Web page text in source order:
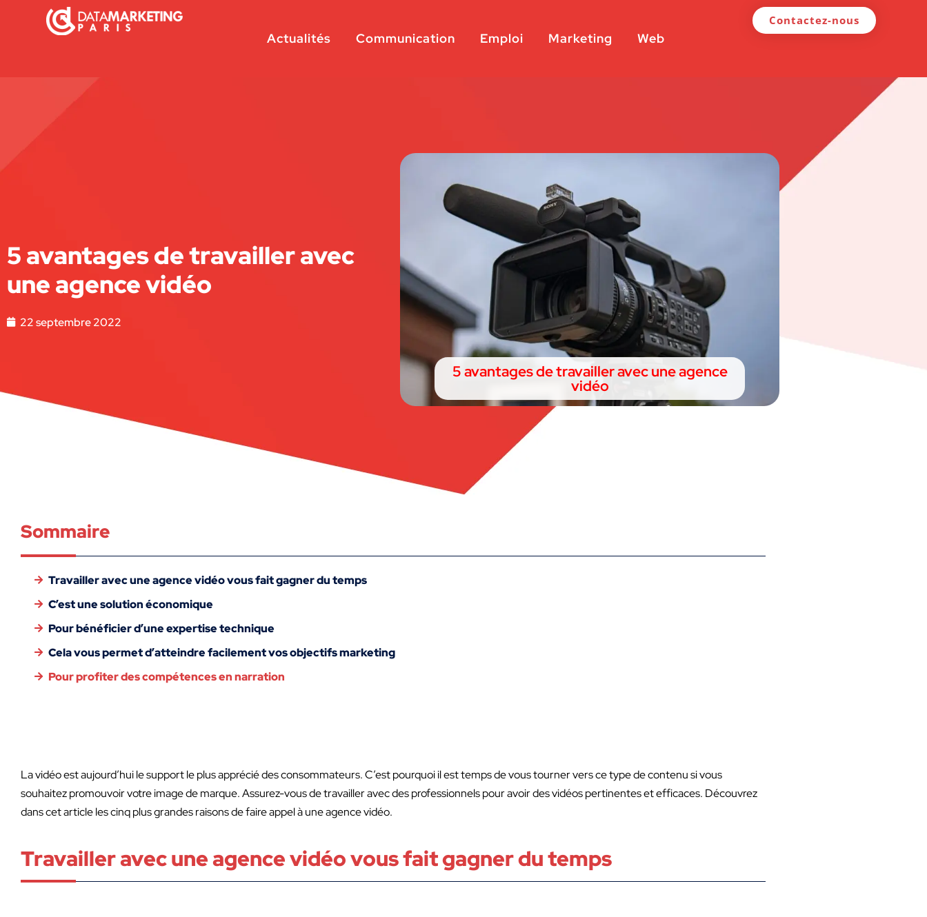
Actualités Communication Emploi Marketing Web
Contactez-nous
5 avantages de travailler avec
une agence vidéo
22 septembre 2022
5 avantages de travailler avec une agence
vidéo
Sommaire
Travailler avec une agence vidéo vous fait gagner du temps
C’est une solution économique
Pour bénéficier d’une expertise technique
Cela vous permet d’atteindre facilement vos objectifs marketing
Pour profiter des compétences en narration
La vidéo est aujourd’hui le support le plus apprécié des consommateurs. C’est pourquoi il est temps de vous tourner vers ce type de contenu si vous
souhaitez promouvoir votre image de marque. Assurez-vous de travailler avec des professionnels pour avoir des vidéos pertinentes et efficaces. Découvrez
dans cet article les cinq plus grandes raisons de faire appel à une agence vidéo.
Travailler avec une agence vidéo vous fait gagner du temps